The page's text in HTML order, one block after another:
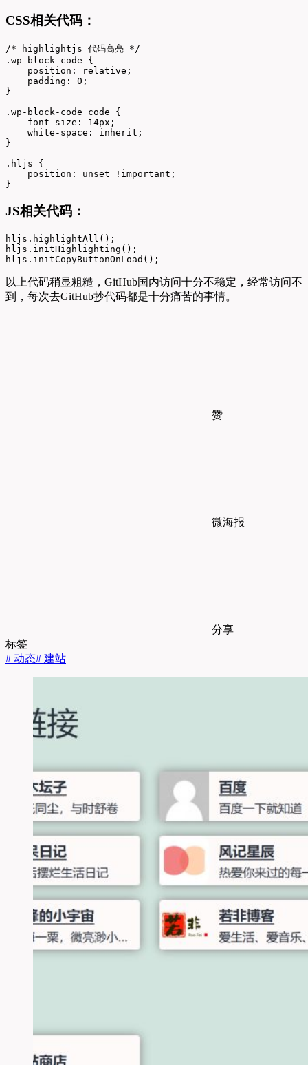
CSS相关代码：
/* highlightjs 代码高亮 */
.wp-block-code {
}
.wp-block-code code {
}
.hljs {
}
JS相关代码：
hljs.highlightAll();
hljs.initHighlighting();
hljs.initCopyButtonOnLoad();
以上代码稍显粗糙，GitHub国内访问十分不稳定，经常访问不
到，每次去GitHub抄代码都是十分痛苦的事情。
赞
微海报
分享
标签
# 动态# 建站